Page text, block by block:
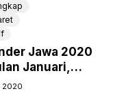
Jawa 2020
Januari,
Mei, Juni,
2020